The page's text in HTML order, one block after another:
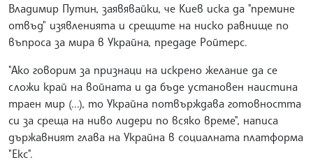
Владимир Путин, заявявайки, че Киев иска да "премине
отвъд" изявленията и срещите на ниско равнище по
въпроса за мира в Украйна, предаде Ройтерс.
"Ако говорим за признаци на искрено желание да се
сложи край на войната и да бъде установен наистина
траен мир (...), то Украйна потвърждава готовността
си за среща на ниво лидери по всяко време", написа
държавният глава на Украйна в социалната платформа
"Екс".